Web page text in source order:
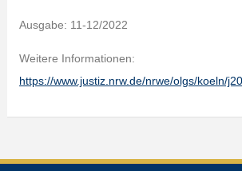
Ausgabe: 11-12/2022
Weitere Informationen:
https://www.justiz.nrw.de/nrwe/olgs/koeln/